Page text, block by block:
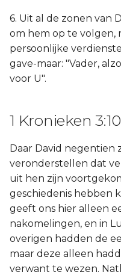
6. Uit al de zonen van
om hem op te volgen,
persoonlijke
gave-maar: "Vader,
voor U".
1 Kronieken
Daar David negentien
veronderstellen dat
uit hen zijn
geschiedenis hebben
geeft ons hier alleen
nakomelingen, en in
overigen hadden de
maar deze alleen
verwant te wezen.